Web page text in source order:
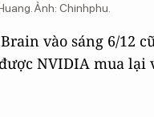
Ảnh: Chinhphu.
vào sáng 6/12
NVIDIA mua lại